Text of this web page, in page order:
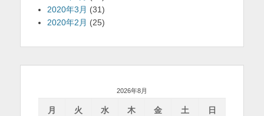
2020年3月 (31)
2020年2月 (25)
2026年8月
月 火 水 木 金 土 日